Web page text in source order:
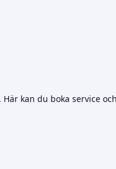
kan du boka service